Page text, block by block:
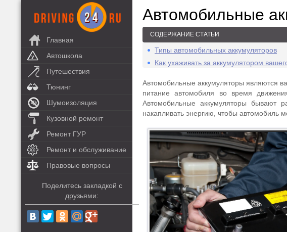
Главная
Автошкола
Путешествия
Тюнинг
Шумоизоляция
Кузовной ремонт
Ремонт ГУР
Ремонт и обслуживание
Правовые вопросы
Поделитесь закладкой с
друзьями:
Автомобильные
СОДЕРЖАНИЕ СТАТЬИ
Типы автомобильных аккумуляторов
Как ухаживать за аккумулятором
Автомобильные аккумуляторы являются
питание автомобиля во время
Автомобильные аккумуляторы
накапливать энергию, чтобы автомобиль